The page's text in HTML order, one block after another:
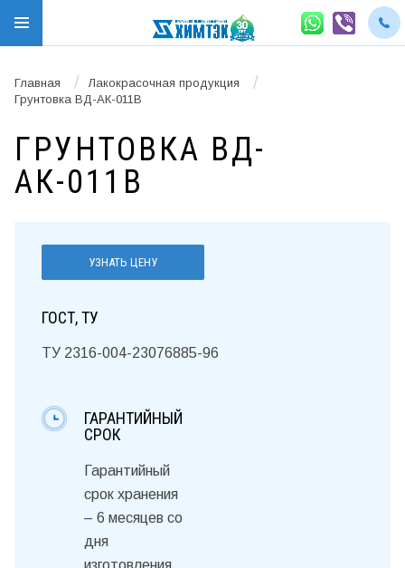
Главная / Лакокрасочная продукция /
Грунтовка ВД-АК-011В
ГРУНТОВКА ВД-
АК-011В
УЗНАТЬ ЦЕНУ
ГОСТ, ТУ
ТУ 2316-004-23076885-96
ГАРАНТИЙНЫЙ
СРОК
Гарантийный
срок хранения
– 6 месяцев со
дня
изготовления.